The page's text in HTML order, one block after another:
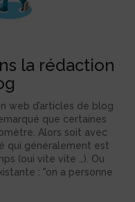
la rédaction
web d’articles de blog
que certaines
Alors soit avec
qui généralement est
(oui vite vite …). Ou
: "on a personne